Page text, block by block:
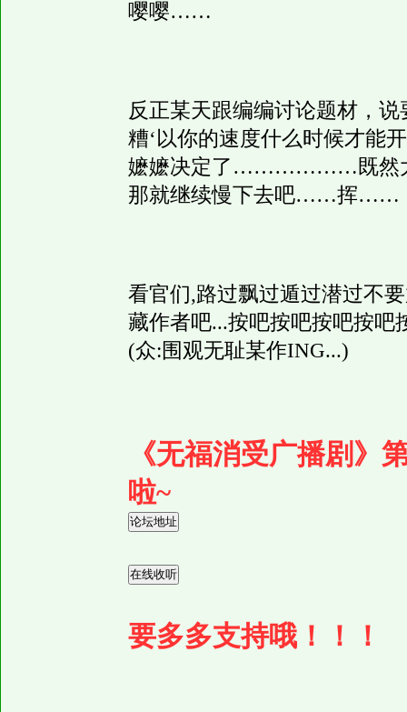
嘤嘤……
反正某天跟编编讨论题材，
糟‘以你的速度什么时候才能
嬷嬷决定了………………既
那就继续慢下去吧……挥……
看官们,路过飘过遁过潜过不
藏作者吧...按吧按吧按吧按吧
(众:围观无耻某作ING...)
《无福消受广播剧》
啦~
要多多支持哦！！！